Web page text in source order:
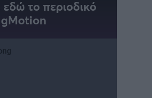
το περιοδικό
gMotion